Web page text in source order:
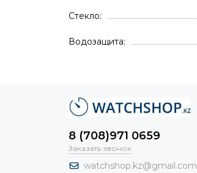
Стекло
Водозащита
8 (708)971 0659
Заказать звонок
watchshop.kz@gmail.com